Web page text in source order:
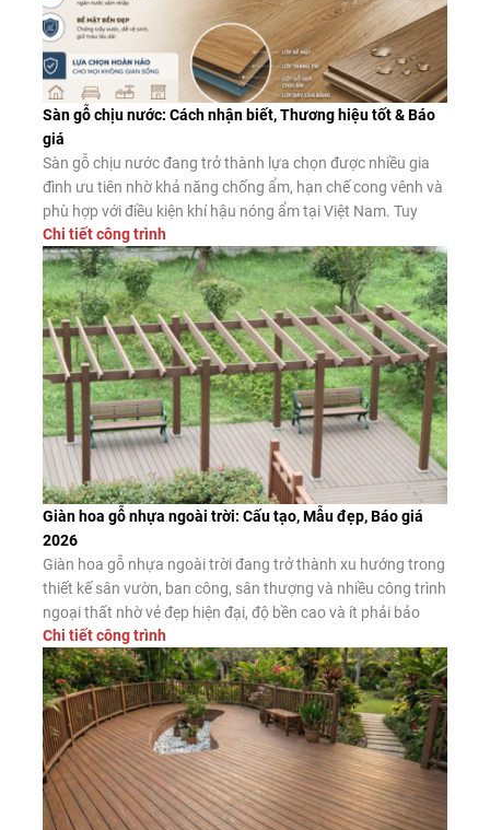
Sàn gỗ chịu nước: Cách nhận biết, Thương hiệu tốt & Báo
giá
Sàn gỗ chịu nước đang trở thành lựa chọn được nhiều gia
đình ưu tiên nhờ khả năng chống ẩm, hạn chế cong vênh và
phù hợp với điều kiện khí hậu nóng ẩm tại Việt Nam. Tuy
nhiên, không phải sản phẩm nào được quảng cáo là “chịu
nước” cũng có chất lượng như […]
Chi tiết công trình
Giàn hoa gỗ nhựa ngoài trời: Cấu tạo, Mẫu đẹp, Báo giá
2026
Giàn hoa gỗ nhựa ngoài trời đang trở thành xu hướng trong
thiết kế sân vườn, ban công, sân thượng và nhiều công trình
ngoại thất nhờ vẻ đẹp hiện đại, độ bền cao và ít phải bảo
dưỡng. Đây là giải pháp thay thế hiệu quả cho giàn hoa gỗ
tự nhiên và giàn […]
Chi tiết công trình